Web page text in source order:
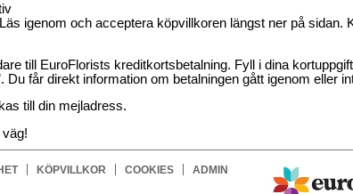
igenom och acceptera köpvillkoren längst ner på sidan.
till EuroFlorists kreditkortsbetalning. Fyll i dina
Du får direkt information om betalningen gått igenom eller
till din mejladress.
KÖPVILLKOR COOKIES ADMIN